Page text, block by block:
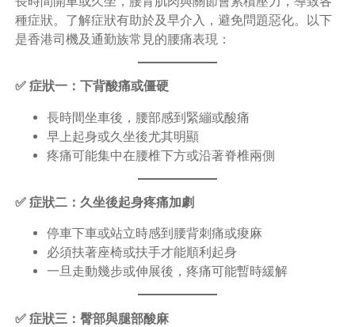
種症狀。了解症狀有助於及早介入，避免問題惡化。以下
是香港司機及通勤族常見的腰痛表現：
✅ 症狀一：下背酸痛或僵硬
長時間坐車後，腰部感到緊繃或酸痛
早上起身或久坐後尤其明顯
疼痛可能集中在腰椎下方或沿著脊椎兩側
✅ 症狀二：久坐後起身疼痛加劇
停車下車或站立時感到腰背刺痛或痠麻
必須扶著座椅或扶手才能順利起身
一旦走動幾步或伸展後，疼痛可能暫時緩解
✅ 症狀三：臀部與腿部酸麻